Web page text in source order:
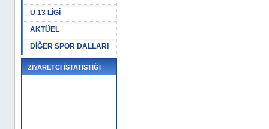
U 13 LİGİ
AKTÜEL
DİĞER SPOR DALLARI
ZİYARETCİ İSTATİSTİĞİ